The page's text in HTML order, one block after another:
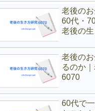
老後の
60代・
老後の
老後の
るのか
6070
60代で